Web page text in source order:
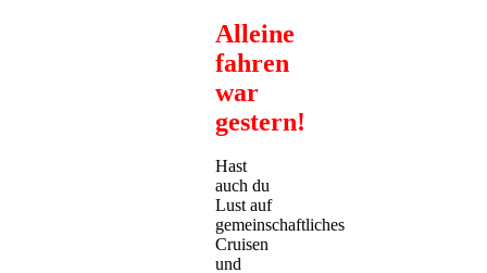
Alleine
fahren
war
gestern!
Hast
auch du
Lust auf
gemeinschaftliches
Cruisen
und